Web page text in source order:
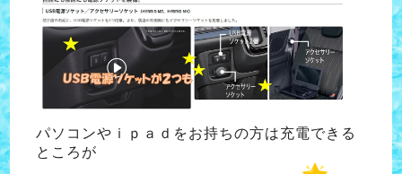
パソコンやｉｐａｄをお持ちの方は充電できる
ところが